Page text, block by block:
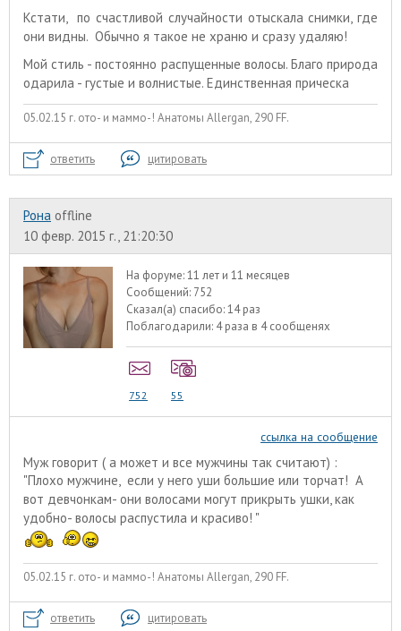
Кстати, по счастливой случайности отыскала снимки, где
они видны. Обычно я такое не храню и сразу удаляю!
Мой стиль - постоянно распущенные волосы. Благо природа
одарила - густые и волнистые. Единственная прическа
05.02.15 г. ото- и маммо-! Анатомы Allergan, 290 FF.
ответить цитировать
Рона offline
10 февр. 2015 г., 21:20:30
На форуме:11 лет и 11 месяцев
Сообщений: 752
Сказал(а) спасибо:14 раз
Поблагодарили: 4 раза в 4 сообщенях
752 55
ссылка на сообщение
Муж говорит ( а может и все мужчины так считают) :
"Плохо мужчине, если у него уши большие или торчат! А
вот девчонкам- они волосами могут прикрыть ушки, как
удобно- волосы распустила и красиво! "
05.02.15 г. ото- и маммо-! Анатомы Allergan, 290 FF.
ответить цитировать